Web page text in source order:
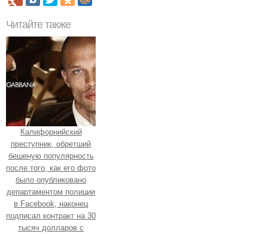
Читайте также
Калифорнийский
преступник, обретший
бешеную популярность
после того, как его фото
было опубликовано
департаментом полиции
в Facebook, наконец
подписал контракт на 30
тысяч долларов с